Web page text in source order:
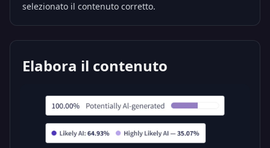
selezionato il contenuto corretto.
Elabora il contenuto